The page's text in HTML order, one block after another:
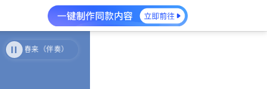
春来（伴奏） 冬去春来（伴奏）